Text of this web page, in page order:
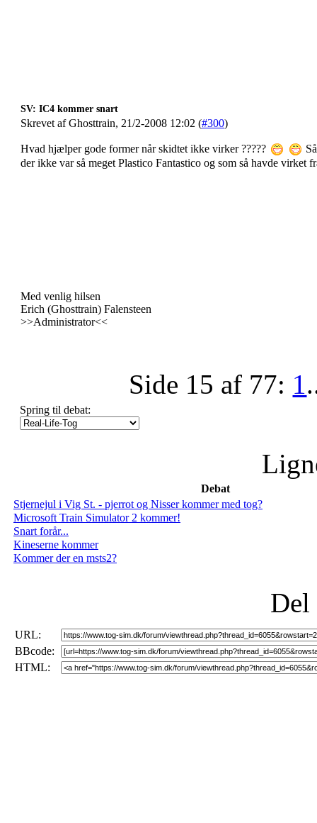
SV: IC4 kommer snart
Skrevet af Ghosttrain, 21/2-2008 12:02 (#300)
Hvad hjælper gode former når skidtet ikke virker ?????
der ikke var så meget Plastico Fantastico og som så havde virket
Med venlig hilsen
Erich (Ghosttrain) Falensteen
>>Administrator<<
Side 15 af 77: 1
Spring til debat:
Debat
Stjernejul i Vig St. - pjerrot og Nisser kommer med tog?
Microsoft Train Simulator 2 kommer!
Snart forår...
Kineserne kommer
Kommer der en msts2?
Del
URL:
BBcode:
HTML: